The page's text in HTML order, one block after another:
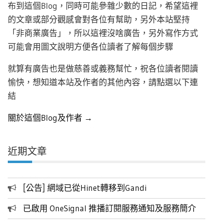
布到這個Blog，同時可能參雜少數的日記，希望這裡
的文章或部分觀感會對各位有幫助，另外本站堅持
「非商業廣告」，所以這裡沒啥廣告，另外寫作方式
可能會用圖文說明方便各位讀者了解每個步驟
就算有廣告也是做慈善或義務幫忙，祝各位讀者閱讀
愉快，想知道本站及作者的其他內容，請點選以下連
結
關於這個Blog及作者 →
近期文章
[公告] 網域已從Hinet轉移到Gandi
已啟用 OneSignal 推播訂閱服務通知及服務簡介